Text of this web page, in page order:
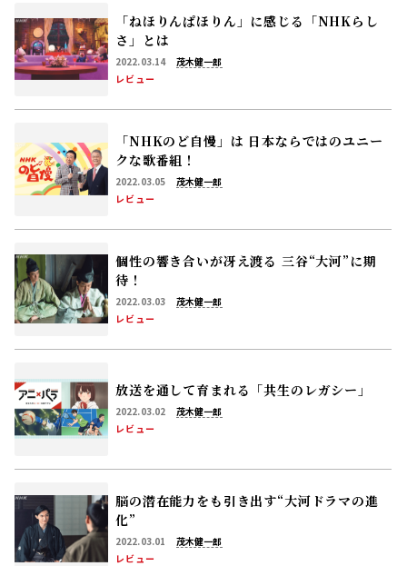
「ねほりんぱほりん」に感じる「NHKらし
さ」とは
2022.03.14
茂木健一郎
レビュー
「NHKのど自慢」は 日本ならではのユニー
クな歌番組！
2022.03.05
茂木健一郎
レビュー
個性の響き合いが冴え渡る 三谷“大河”に期
待！
2022.03.03
茂木健一郎
レビュー
放送を通して育まれる「共生のレガシー」
2022.03.02
茂木健一郎
レビュー
脳の潜在能力をも引き出す“大河ドラマの進
化”
2022.03.01
茂木健一郎
レビュー